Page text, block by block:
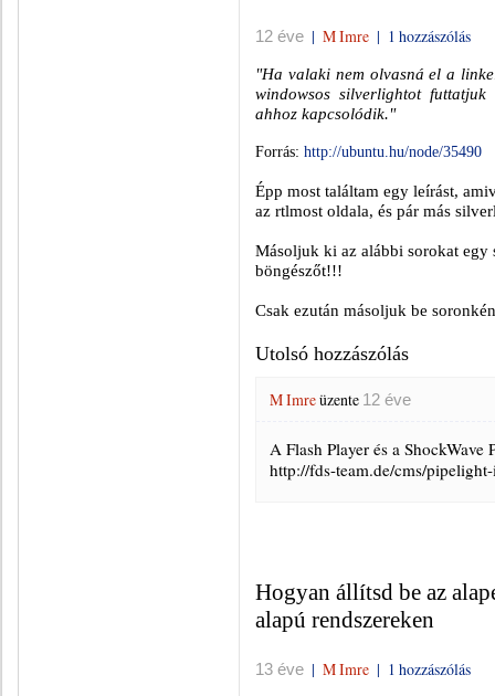
12 éve | M Imre | 1 hozzászólás
"Ha valaki nem olvasná el a
windowsos silverlightot
ahhoz kapcsolódik."
Forrás: http://ubuntu.hu/node/35490
Épp most találtam egy leírást,
az rtlmost oldala, és pár más
Másoljuk ki az alábbi sorokat egy
böngészőt!!!
Csak ezután másoljuk be
Utolsó hozzászólás
M Imreüzente 12 éve
A Flash Player és a
http://fds-team.de/cms/
Hogyan állítsd be az
alapú rendszereken
13 éve | M Imre | 1 hozzászólás